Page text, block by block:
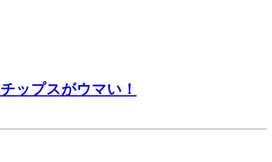
ップスがウマい！